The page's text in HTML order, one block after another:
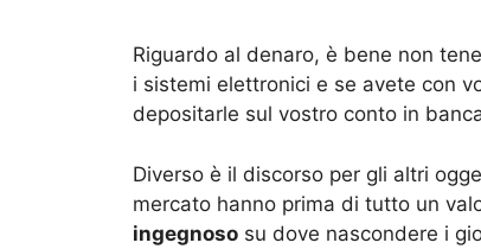
Riguardo al denaro, è bene non
i sistemi elettronici e se avete con
depositarle sul vostro conto in
Diverso è il discorso per gli altri
mercato hanno prima di tutto un
ingegnoso su dove nascondere i